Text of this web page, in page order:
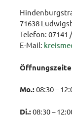
71638
Telefon: 07141
E-Mail:
Mo.:08:30 –
Di.:08:30 –